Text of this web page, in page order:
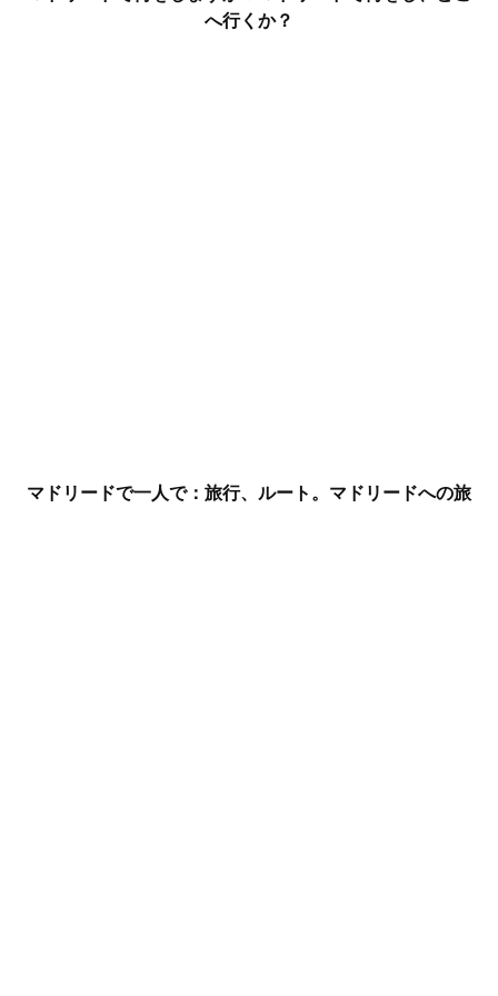
へ行くか？
マドリードで一人で：旅行、ルート。マドリードへの旅